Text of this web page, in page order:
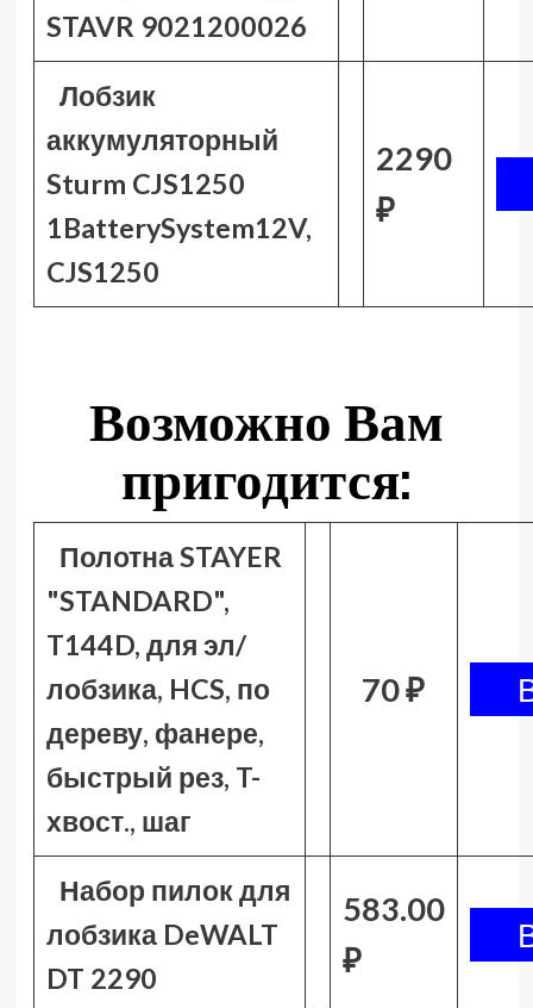
STAVR 9021200026
Лобзик
аккумуляторный
Sturm CJS1250
1BatterySystem12V,
CJS1250
2290
₽
Возможно Вам
пригодится:
Полотна STAYER
"STANDARD",
T144D, для эл/
лобзика, HCS, по
дереву, фанере,
быстрый рез, T-
хвост., шаг
70 ₽
Набор пилок для
лобзика DeWALT
DT 2290
583.00
₽